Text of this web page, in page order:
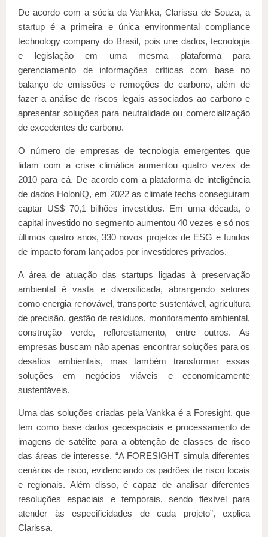
De acordo com a sócia da Vankka, Clarissa de Souza, a
startup é a primeira e única environmental compliance
technology company do Brasil, pois une dados, tecnologia
e legislação em uma mesma plataforma para
gerenciamento de informações críticas com base no
balanço de emissões e remoções de carbono, além de
fazer a análise de riscos legais associados ao carbono e
apresentar soluções para neutralidade ou comercialização
de excedentes de carbono.
O número de empresas de tecnologia emergentes que
lidam com a crise climática aumentou quatro vezes de
2010 para cá. De acordo com a plataforma de inteligência
de dados HolonIQ, em 2022 as climate techs conseguiram
captar US$ 70,1 bilhões investidos. Em uma década, o
capital investido no segmento aumentou 40 vezes e só nos
últimos quatro anos, 330 novos projetos de ESG e fundos
de impacto foram lançados por investidores privados.
A área de atuação das startups ligadas à preservação
ambiental é vasta e diversificada, abrangendo setores
como energia renovável, transporte sustentável, agricultura
de precisão, gestão de resíduos, monitoramento ambiental,
construção verde, reflorestamento, entre outros. As
empresas buscam não apenas encontrar soluções para os
desafios ambientais, mas também transformar essas
soluções em negócios viáveis e economicamente
sustentáveis.
Uma das soluções criadas pela Vankka é a Foresight, que
tem como base dados geoespaciais e processamento de
imagens de satélite para a obtenção de classes de risco
das áreas de interesse. “A FORESIGHT simula diferentes
cenários de risco, evidenciando os padrões de risco locais
e regionais. Além disso, é capaz de analisar diferentes
resoluções espaciais e temporais, sendo flexível para
atender às especificidades de cada projeto”, explica
Clarissa.